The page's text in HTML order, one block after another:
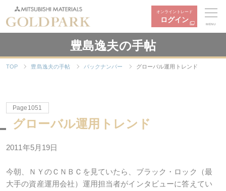
オンライントレード
ログイン
MENU
豊島逸夫の手帖
TOP 豊島逸夫の手帖 バックナンバー グローバル運用トレンド
Page1051
グローバル運用トレンド
2011年5月19日
今朝、ＮＹのＣＮＢＣを見ていたら、ブラック・ロック（最
大手の資産運用会社）運用担当者がインタビューに答えてい